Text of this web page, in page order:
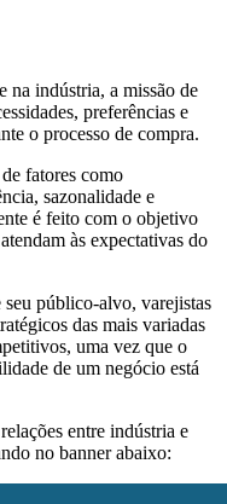
na indústria, a missão de
preferências e
o processo de compra.
fatores como
sazonalidade e
é feito com o objetivo
às expectativas do
público-alvo, varejistas
das mais variadas
uma vez que o
de um negócio está
entre indústria e
no banner abaixo: